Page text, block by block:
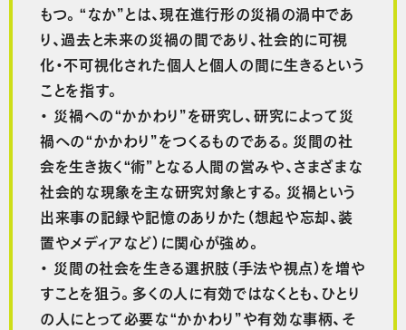
もつ。“なか”とは、現在進行形の災禍の渦中であ
り、過去と未来の災禍の間であり、社会的に可視
化・不可視化された個人と個人の間に生きるという
ことを指す。
・ 災禍への“かかわり”を研究し、研究によって災
禍への“かかわり”をつくるものである。災間の社
会を生き抜く“術”となる人間の営みや、さまざまな
社会的な現象を主な研究対象とする。災禍という
出来事の記録や記憶のありかた（想起や忘却、装
置やメディアなど）に関心が強め。
・ 災間の社会を生きる選択肢（手法や視点）を増や
すことを狙う。多くの人に有効ではなくとも、ひとり
の人にとって必要な“かかわり”や有効な事柄、そ